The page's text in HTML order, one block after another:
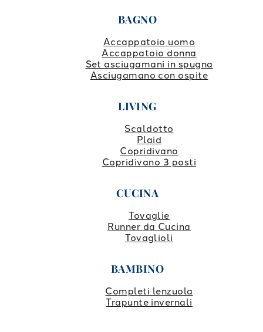
BAGNO
Accappatoio uomo
Accappatoio donna
Set asciugamani in spugna
Asciugamano con ospite
LIVING
Scaldotto
Plaid
Copridivano
Copridivano 3 posti
CUCINA
Tovaglie
Runner da Cucina
Tovaglioli
BAMBINO
Completi lenzuola
Trapunte invernali